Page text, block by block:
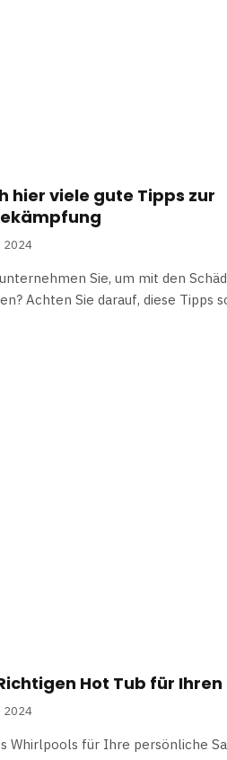
hier viele gute Tipps zur
2024
Sie, um mit den
Achten Sie darauf, diese Tipps
Hot Tub für
2024
Whirlpools für Ihre persönliche